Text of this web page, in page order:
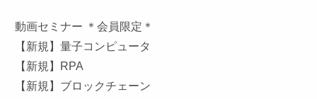
動画セミナー ＊会員限定＊
【新規】量子コンピュータ
【新規】RPA
【新規】ブロックチェーン